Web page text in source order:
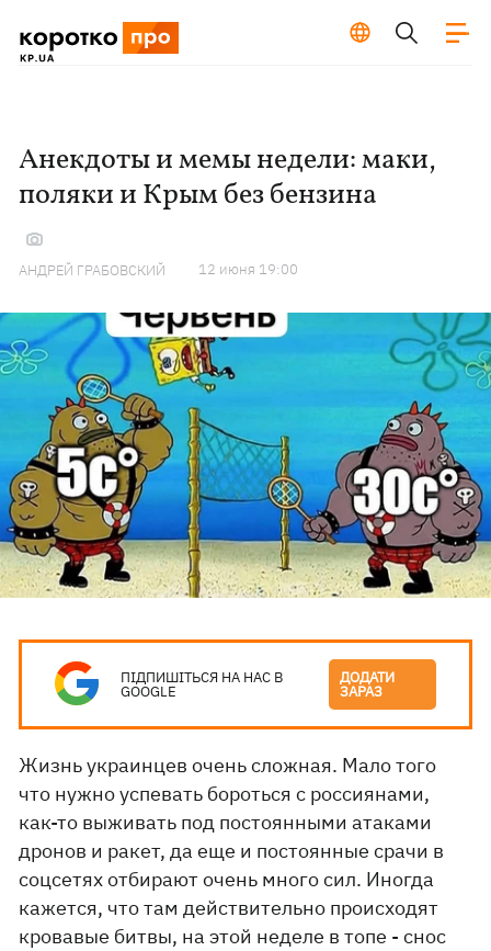
Анекдоты и мемы недели: маки,
поляки и Крым без бензина
АНДРЕЙ ГРАБОВСКИЙ 12 июня 19:00
ПІДПИШІТЬСЯ НА НАС В
GOOGLE
ДОДАТИ
ЗАРАЗ
Жизнь украинцев очень сложная. Мало того
что нужно успевать бороться с россиянами,
как-то выживать под постоянными атаками
дронов и ракет, да еще и постоянные срачи в
соцсетях отбирают очень много сил. Иногда
кажется, что там действительно происходят
кровавые битвы, на этой неделе в топе - снос